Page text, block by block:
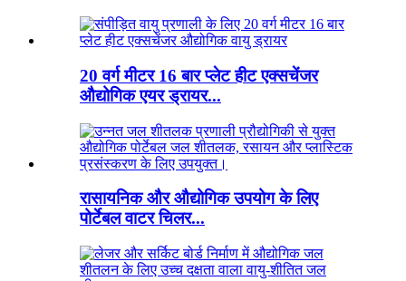
20 वर्ग मीटर 16 बार प्लेट हीट एक्सचेंजर
औद्योगिक एयर ड्रायर...
रासायनिक और औद्योगिक उपयोग के लिए
पोर्टेबल वाटर चिलर...